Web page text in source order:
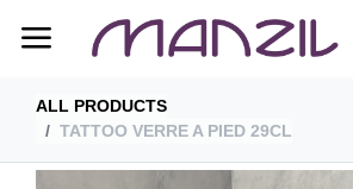
ALL PRODUCTS
TATTOO VERRE A PIED 29CL